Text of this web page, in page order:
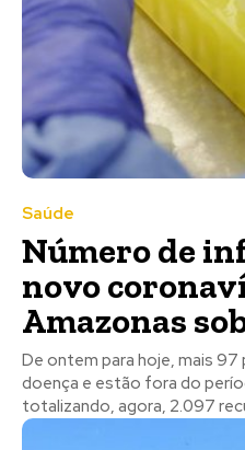
Saúde
Número de
novo
Amazonas
De ontem para hoje, mais
doença e estão fora do
totalizando, agora, 2.097